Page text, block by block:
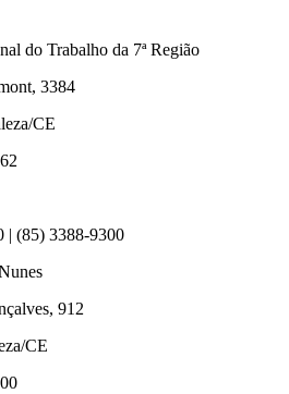
do Trabalho da 7ª Região
3384
CE
| (85) 3388-9300
912
CE